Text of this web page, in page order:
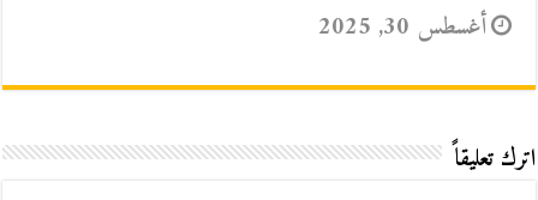
أغسطس 30, 2025
اترك تعليقاً